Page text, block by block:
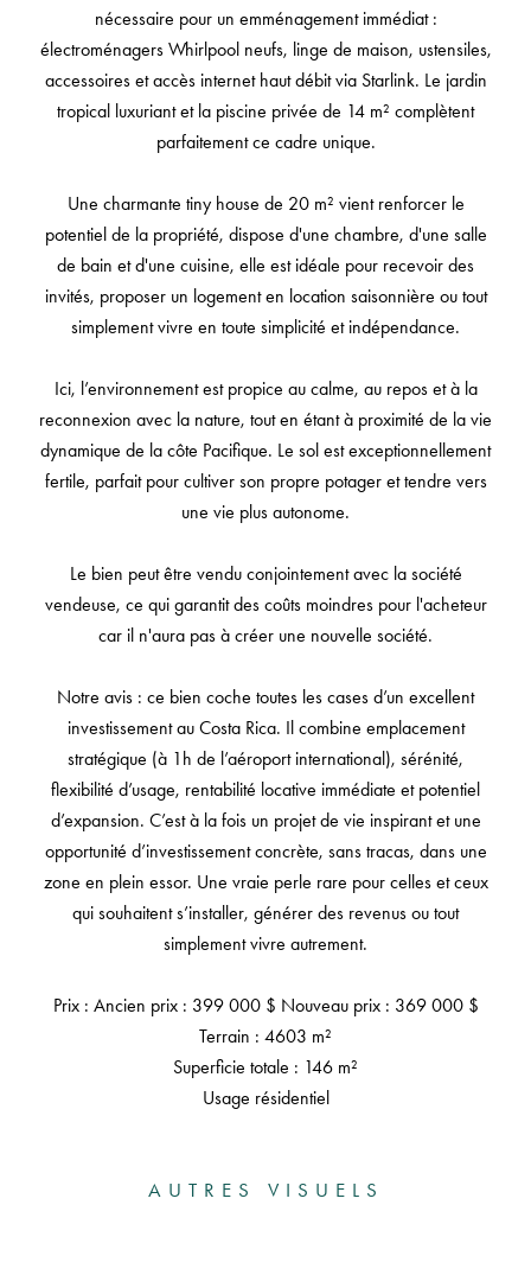
nécessaire pour un emménagement immédiat :
électroménagers Whirlpool neufs, linge de maison, ustensiles,
accessoires et accès internet haut débit via Starlink. Le jardin
tropical luxuriant et la piscine privée de 14 m² complètent
parfaitement ce cadre unique.
Une charmante tiny house de 20 m² vient renforcer le
potentiel de la propriété, dispose d'une chambre, d'une salle
de bain et d'une cuisine, elle est idéale pour recevoir des
invités, proposer un logement en location saisonnière ou tout
simplement vivre en toute simplicité et indépendance.
Ici, l’environnement est propice au calme, au repos et à la
reconnexion avec la nature, tout en étant à proximité de la vie
dynamique de la côte Pacifique. Le sol est exceptionnellement
fertile, parfait pour cultiver son propre potager et tendre vers
une vie plus autonome.
Le bien peut être vendu conjointement avec la société
vendeuse, ce qui garantit des coûts moindres pour l'acheteur
car il n'aura pas à créer une nouvelle société.
Notre avis : ce bien coche toutes les cases d’un excellent
investissement au Costa Rica. Il combine emplacement
stratégique (à 1h de l’aéroport international), sérénité,
flexibilité d’usage, rentabilité locative immédiate et potentiel
d’expansion. C’est à la fois un projet de vie inspirant et une
opportunité d’investissement concrète, sans tracas, dans une
zone en plein essor. Une vraie perle rare pour celles et ceux
qui souhaitent s’installer, générer des revenus ou tout
simplement vivre autrement.
Prix ​​: Ancien prix : 399 000 $ Nouveau prix : 369 000 $
Terrain : 4603 m²
Superficie totale : 146 m²
Usage résidentiel
AUTRES VISUELS